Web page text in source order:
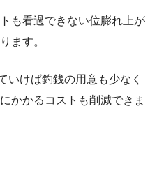
も看過できない位膨れ上が
ます。
いけば釣銭の用意も少なく
かかるコストも削減できま